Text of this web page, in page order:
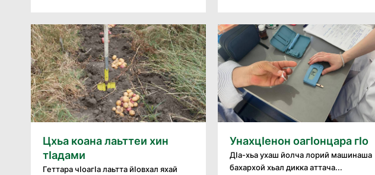
Цхьа коана лаьттеи хин
тӀадами
Геттара чӀоагӀа лаьтта йӀовхал яхай
УнахцӀенон оагӀонцара гӀо
ДӀа-хьа ухаш йолча лорий машинаша
бахархой хьал дикка аттача...